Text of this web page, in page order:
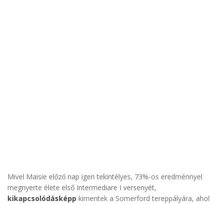
Mivel Maisie előző nap igen tekintélyes, 73%-os eredménnyel
megnyerte élete első Intermediare I versenyét,
kikapcsolódásképp kimentek a Somerford tereppályára, ahol